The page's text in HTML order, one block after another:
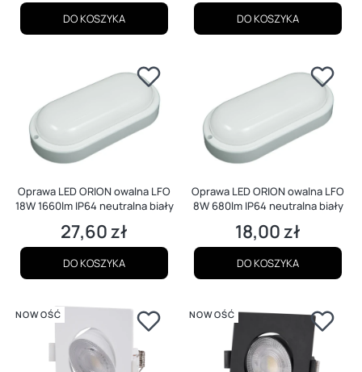
DO KOSZYKA DO KOSZYKA
Oprawa LED ORION owalna LFO
18W 1660lm IP64 neutralna biały
Cena
27,60 zł
DO KOSZYKA
Oprawa LED ORION owalna LFO
8W 680lm IP64 neutralna biały
Cena
18,00 zł
DO KOSZYKA
NOWOŚĆ NOWOŚĆ